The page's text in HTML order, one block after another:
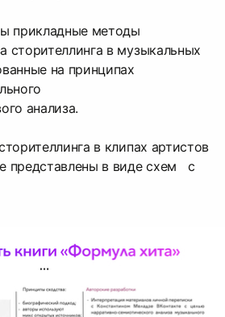
прикладные методы
сторителлинга в музыкальных
на принципах
анализа.
в клипах артистов
представлены в виде схем с